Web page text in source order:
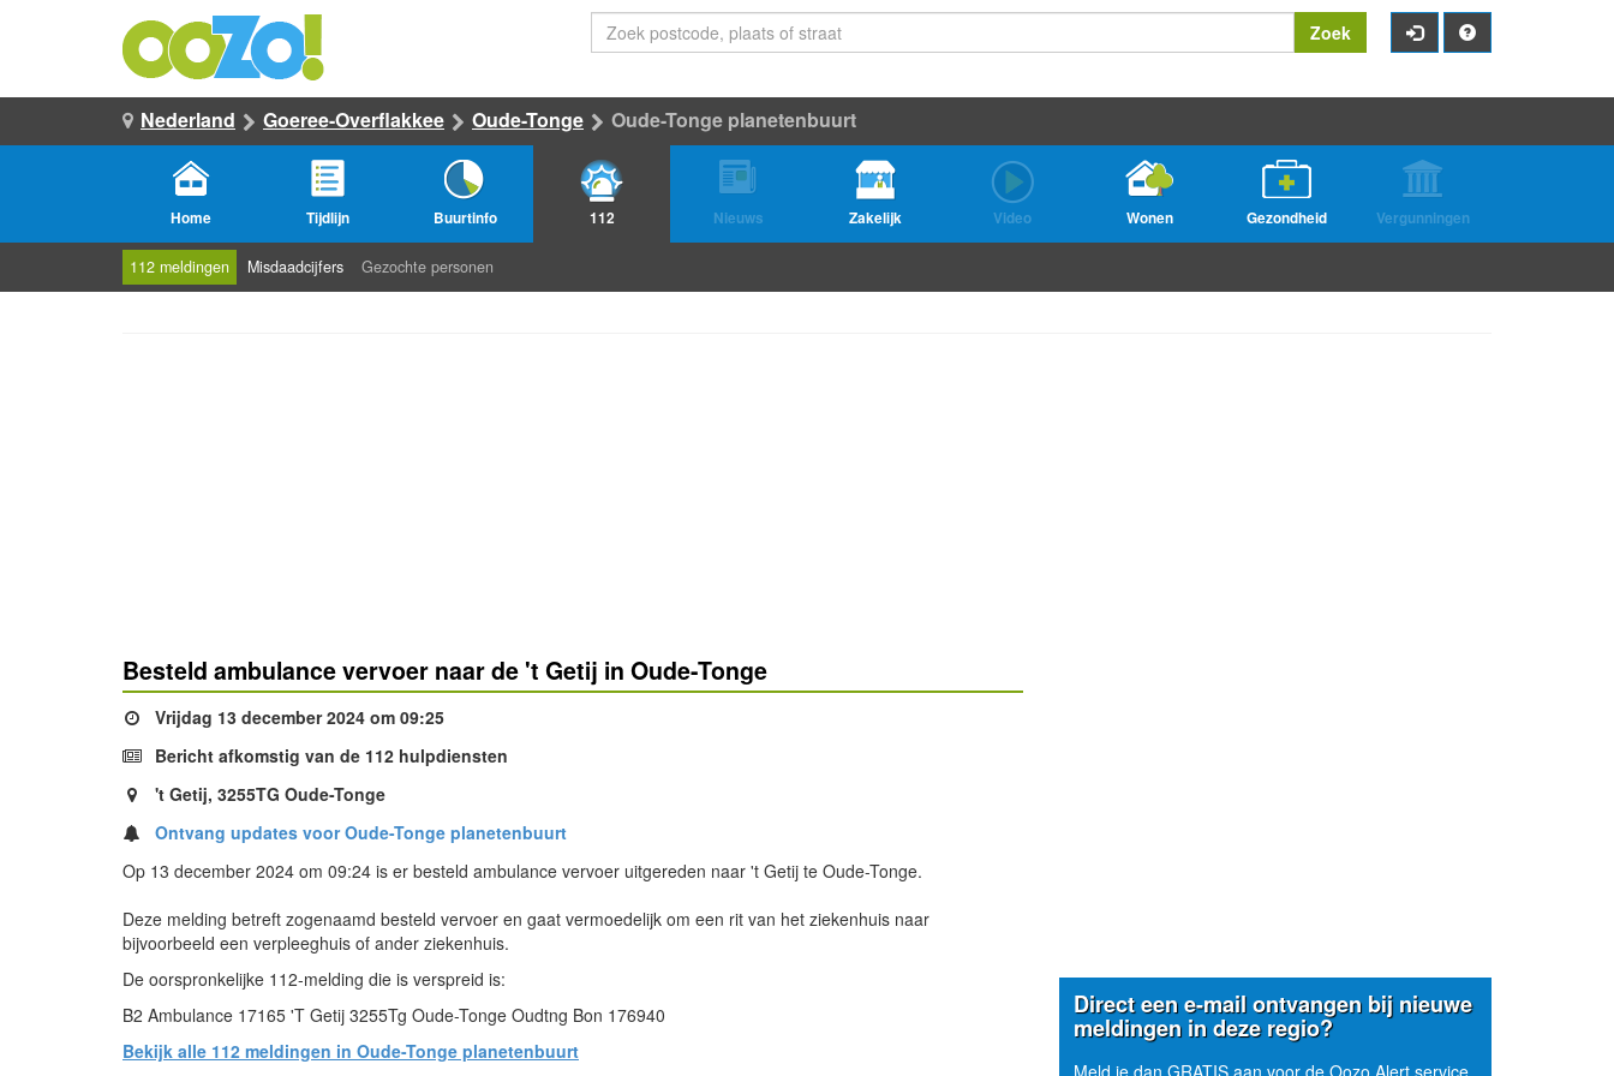
Zoek
Nederland Goeree-Overflakkee Oude-Tonge Oude-Tonge planetenbuurt
Home Tijdlijn Buurtinfo 112 Nieuws Zakelijk Video Wonen Gezondheid Vergunningen
112 meldingen Misdaadcijfers Gezochte personen
Besteld ambulance vervoer naar de 't Getij in Oude-Tonge
Vrijdag 13 december 2024 om 09:25
Bericht afkomstig van de 112 hulpdiensten
't Getij, 3255TG Oude-Tonge
Ontvang updates voor Oude-Tonge planetenbuurt
Op 13 december 2024 om 09:24 is er besteld ambulance vervoer uitgereden naar 't Getij te Oude-Tonge.
Deze melding betreft zogenaamd besteld vervoer en gaat vermoedelijk om een rit van het ziekenhuis naar
bijvoorbeeld een verpleeghuis of ander ziekenhuis.
De oorspronkelijke 112-melding die is verspreid is:
B2 Ambulance 17165 'T Getij 3255Tg Oude-Tonge Oudtng Bon 176940
Bekijk alle 112 meldingen in Oude-Tonge planetenbuurt
Direct een e-mail ontvangen bij nieuwe
meldingen in deze regio?
Meld je dan GRATIS aan voor de Oozo Alert service